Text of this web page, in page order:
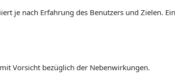
je nach Erfahrung des Benutzers und Zielen.
Vorsicht bezüglich der Nebenwirkungen.